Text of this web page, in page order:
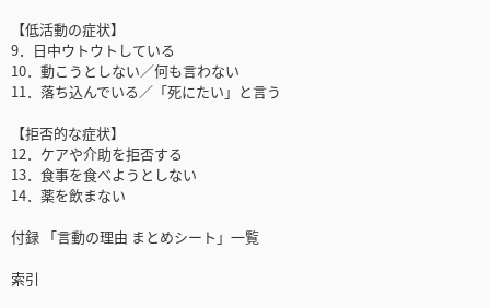
【低活動の症状】
9．日中ウトウトしている
10．動こうとしない／何も言わない
11．落ち込んでいる／「死にたい」と言う
【拒否的な症状】
12．ケアや介助を拒否する
13．食事を食べようとしない
14．薬を飲まない
付録 「言動の理由 まとめシート」一覧
索引